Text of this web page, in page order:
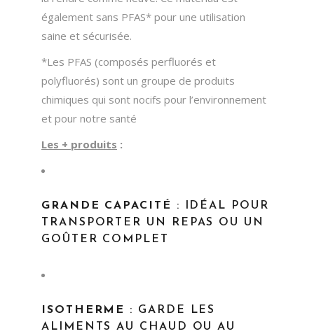
également sans PFAS* pour une utilisation
saine et sécurisée.
*Les PFAS (composés perfluorés et
polyfluorés) sont un groupe de produits
chimiques qui sont nocifs pour l’environnement
et pour notre santé
Les + produits :
GRANDE CAPACITÉ
: IDÉAL POUR
TRANSPORTER UN REPAS OU UN
GOÛTER COMPLET
ISOTHERME
: GARDE LES
ALIMENTS AU CHAUD OU AU